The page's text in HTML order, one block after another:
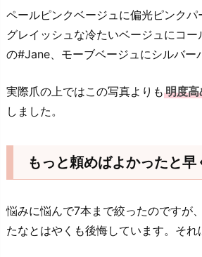
ペールピンクベージュに偏光ピンクパ
グレイッシュな冷たいベージュにコー
の#Jane、モーブベージュにシルバー
実際爪の上ではこの写真よりも明度高
しました。
もっと頼めばよかったと早
悩みに悩んで7本まで絞ったのですが
たなとはやくも後悔しています。それ